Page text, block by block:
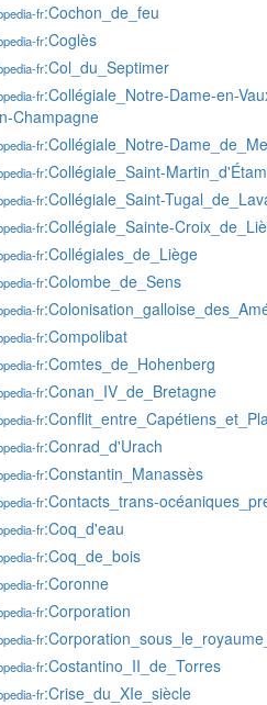
fr:Cochon_de_feu
fr:Coglès
fr:Col_du_Septimer
fr:Collégiale_Notre-Dame-en-
Champagne
fr:Collégiale_Notre-
fr:Collégiale_Saint-
fr:Collégiale_Saint-
fr:Collégiale_Sainte-
fr:Collégiales_de_Liège
fr:Colombe_de_Sens
fr
fr:Compolibat
fr:Comtes_de_Hohenberg
fr:Conan_IV_de_Bretagne
fr
fr:Conrad_d'Urach
fr:Constantin_Manassès
fr:Contacts_trans-
fr:Coq_d'eau
fr:Coq_de_bois
fr:Coronne
fr:Corporation
fr
fr:Costantino_II_de_Torres
fr:Crise_du_XIe_siècle